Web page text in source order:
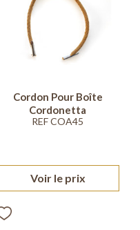
Cordon Pour Boîte
Cordonetta
REF COA45
Voir le prix